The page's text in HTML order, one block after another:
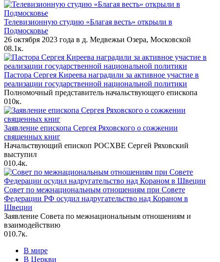
Телевизионную студию «Благая весть» открыли в
Подмосковье
26 октября 2023 года в д. Медвежьи Озера, Московской
08.1к.
Пастора Сергея Киреева наградили за активное участие в
реализации государственной национальной политики
Полномочный представитель начальствующего епископа
010к.
Заявление епископа Сергея Ряховского о сожжении
священных книг
Начальствующий епископ РОСХВЕ Сергей Ряховский
выступил
010.4к.
Совет по межнациональным отношениям при Совете
Федерации РФ осудил надругательство над Кораном в
Швеции
Заявление Совета по межнациональным отношениям и
взаимодействию
010.7к.
В мире
В Церкви